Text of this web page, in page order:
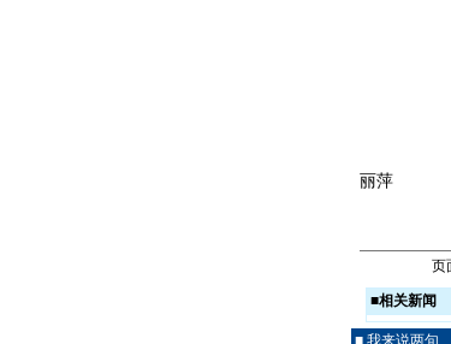
丽萍
页
■相关新闻
■ 我来说两句